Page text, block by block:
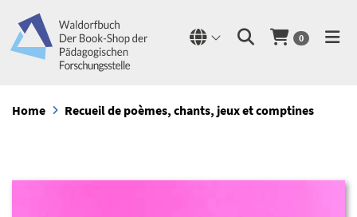
0
Home Recueil de poèmes, chants, jeux et comptines